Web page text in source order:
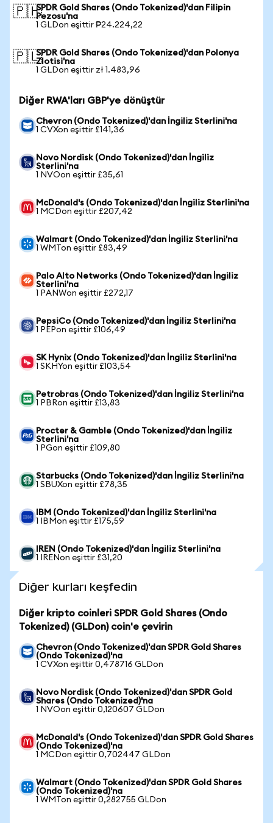
🇵🇭SPDR Gold Shares (Ondo Tokenized)'dan Filipin
Pezosu'na
1 GLDon eşittir ₱24.224,22
🇵🇱SPDR Gold Shares (Ondo Tokenized)'dan Polonya
Zlotisi'na
1 GLDon eşittir zł 1.483,96
Diğer RWA'ları GBP'ye dönüştür
Chevron (Ondo Tokenized)'dan İngiliz Sterlini'na
1 CVXon eşittir £141,36
Novo Nordisk (Ondo Tokenized)'dan İngiliz
Sterlini'na
1 NVOon eşittir £35,61
McDonald's (Ondo Tokenized)'dan İngiliz Sterlini'na
1 MCDon eşittir £207,42
Walmart (Ondo Tokenized)'dan İngiliz Sterlini'na
1 WMTon eşittir £83,49
Palo Alto Networks (Ondo Tokenized)'dan İngiliz
Sterlini'na
1 PANWon eşittir £272,17
PepsiCo (Ondo Tokenized)'dan İngiliz Sterlini'na
1 PEPon eşittir £106,49
SK Hynix (Ondo Tokenized)'dan İngiliz Sterlini'na
1 SKHYon eşittir £103,54
Petrobras (Ondo Tokenized)'dan İngiliz Sterlini'na
1 PBRon eşittir £13,83
Procter & Gamble (Ondo Tokenized)'dan İngiliz
Sterlini'na
1 PGon eşittir £109,80
Starbucks (Ondo Tokenized)'dan İngiliz Sterlini'na
1 SBUXon eşittir £78,35
IBM (Ondo Tokenized)'dan İngiliz Sterlini'na
1 IBMon eşittir £175,59
IREN (Ondo Tokenized)'dan İngiliz Sterlini'na
1 IRENon eşittir £31,20
Diğer kurları keşfedin
Diğer kripto coinleri SPDR Gold Shares (Ondo
Tokenized) (GLDon) coin'e çevirin
Chevron (Ondo Tokenized)'dan SPDR Gold Shares
(Ondo Tokenized)'na
1 CVXon eşittir 0,478716 GLDon
Novo Nordisk (Ondo Tokenized)'dan SPDR Gold
Shares (Ondo Tokenized)'na
1 NVOon eşittir 0,120607 GLDon
McDonald's (Ondo Tokenized)'dan SPDR Gold Shares
(Ondo Tokenized)'na
1 MCDon eşittir 0,702447 GLDon
Walmart (Ondo Tokenized)'dan SPDR Gold Shares
(Ondo Tokenized)'na
1 WMTon eşittir 0,282755 GLDon